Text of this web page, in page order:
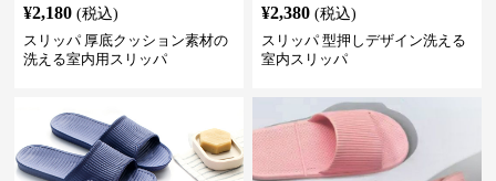
¥2,180 (税込)
スリッパ 厚底クッション素材の
洗える室内用スリッパ
¥2,380 (税込)
スリッパ 型押しデザイン洗える
室内スリッパ